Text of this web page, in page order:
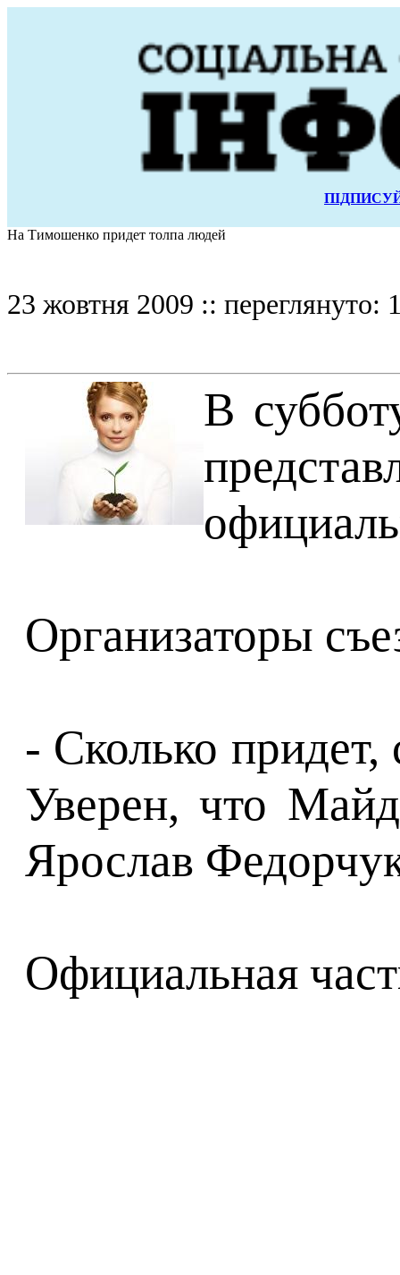
На Тимошенко придет толпа людей
23 жовтня 2009 :: переглянуто:
В
Организаторы
- Сколько
Уверен, что
Ярослав
Официальная